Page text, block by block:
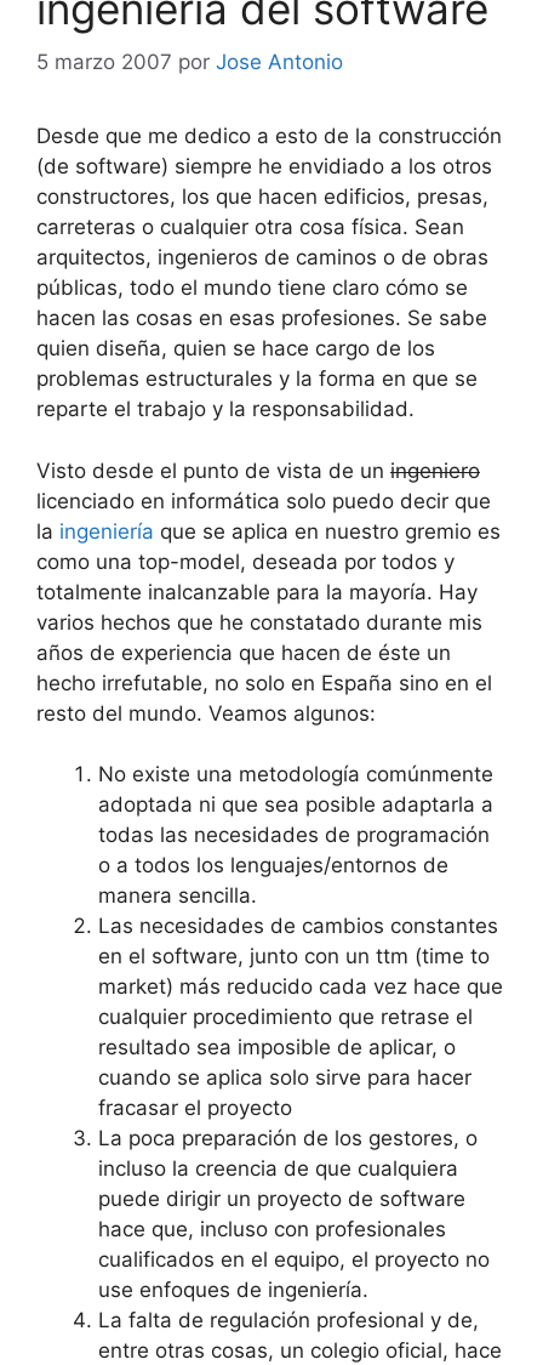
5 marzo 2007 por Jose Antonio
Desde que me dedico a esto de la construcción
(de software) siempre he envidiado a los otros
constructores, los que hacen edificios, presas,
carreteras o cualquier otra cosa física. Sean
arquitectos, ingenieros de caminos o de obras
públicas, todo el mundo tiene claro cómo se
hacen las cosas en esas profesiones. Se sabe
quien diseña, quien se hace cargo de los
problemas estructurales y la forma en que se
reparte el trabajo y la responsabilidad.
Visto desde el punto de vista de un ingeniero
licenciado en informática solo puedo decir que
la ingeniería que se aplica en nuestro gremio es
como una top-model, deseada por todos y
totalmente inalcanzable para la mayoría. Hay
varios hechos que he constatado durante mis
años de experiencia que hacen de éste un
hecho irrefutable, no solo en España sino en el
resto del mundo. Veamos algunos:
No existe una metodología comúnmente
adoptada ni que sea posible adaptarla a
todas las necesidades de programación
o a todos los lenguajes/entornos de
manera sencilla.
Las necesidades de cambios constantes
en el software, junto con un ttm (time to
market) más reducido cada vez hace que
cualquier procedimiento que retrase el
resultado sea imposible de aplicar, o
cuando se aplica solo sirve para hacer
fracasar el proyecto
La poca preparación de los gestores, o
incluso la creencia de que cualquiera
puede dirigir un proyecto de software
hace que, incluso con profesionales
cualificados en el equipo, el proyecto no
use enfoques de ingeniería.
La falta de regulación profesional y de,
entre otras cosas, un colegio oficial, hace